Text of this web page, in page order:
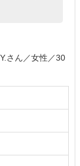
さん／女性／30